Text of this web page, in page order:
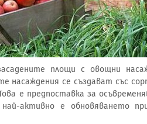
площи с овощни
насаждения се създават със
е предпоставка за
активно е обновяването